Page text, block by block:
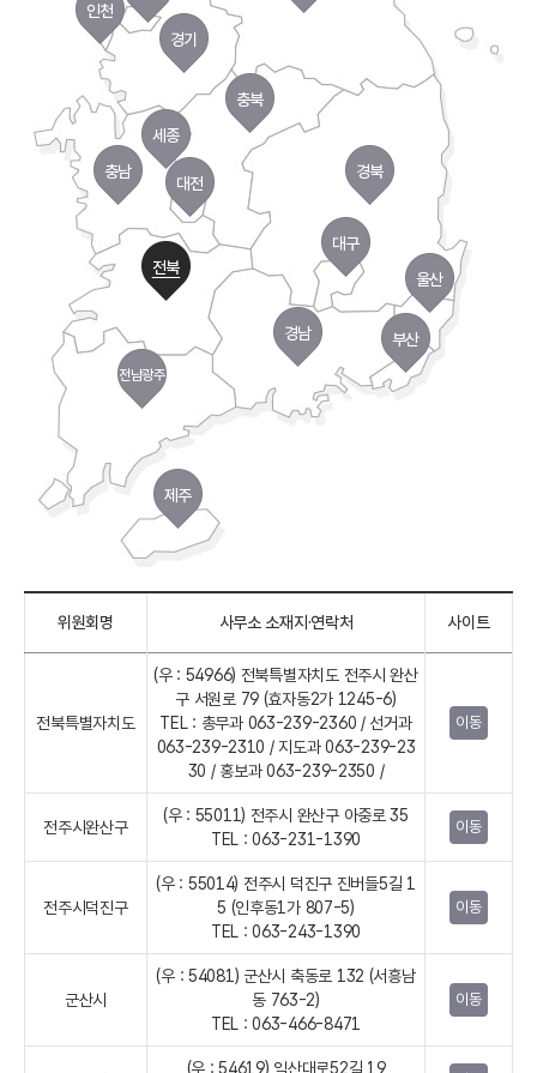
인천
경기
충북
세종
충남
경북
대전
대구
전북
울산
경남 부산
전남광주
제주
위원회명 사무소 소재지·연락처 사이트
전북특별자치도
(우 : 54966) 전북특별자치도 전주시 완산
구 서원로 79 (효자동2가 1245-6)
TEL : 총무과 063-239-2360 / 선거과
063-239-2310 / 지도과 063-239-23
30 / 홍보과 063-239-2350 /
이동
전주시완산구
(우 : 55011) 전주시 완산구 아중로 35
TEL : 063-231-1390
이동
전주시덕진구
(우 : 55014) 전주시 덕진구 진버들5길 1
5 (인후동1가 807-5)
TEL : 063-243-1390
이동
군산시
(우 : 54081) 군산시 축동로 132 (서흥남
동 763-2)
TEL : 063-466-8471
이동
(우 : 54619) 익산대로52길 19